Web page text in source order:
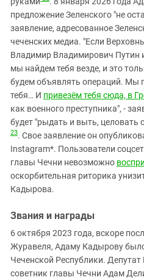
предложение Зеленского "не
заявление, адресованное
чеченских медиа. "Если
Владимир Владимирович Путин
мы найдем тебя везде, и это
будем объявлять операций. Мы
тебя… И привезём тебя сюда, в
как военного преступника", -
будет "рыдать и выть, целовать
23. Свое заявление он
Instagram*. Пользователи
главы Чечни невозможно
оскорбительная риторика
Кадырова.
Звания и награды
6 октября 2023 года, вскоре
Журавеля, Адаму Кадырову
Чеченской Республики.
советник главы Чечни Адам